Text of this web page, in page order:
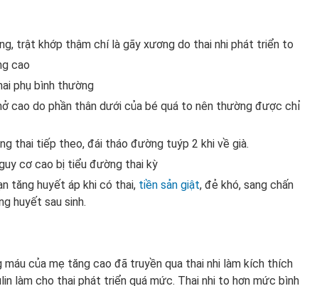
trật khớp thậm chí là gãy xương do thai nhi phát triển to
cao
phụ bình thường
cao do phần thân dưới của bé quá to nên thường được chỉ
thai tiếp theo, đái tháo đường tuýp 2 khi về già.
cơ cao bị tiểu đường thai kỳ
tăng huyết áp khi có thai, tiền sản giật, đẻ khó, sang chấn
huyết sau sinh.
của mẹ tăng cao đã truyền qua thai nhi làm kích thích
làm cho thai phát triển quá mức. Thai nhi to hơn mức bình